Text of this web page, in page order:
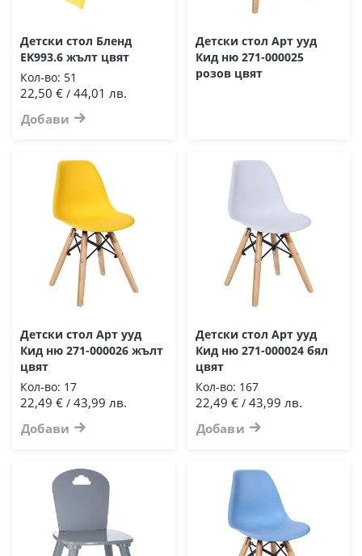
Детски стол Бленд
EK993.6 жълт цвят
Кол-во: 51
22,50 € / 44,01 лв.
Добави
Детски стол Арт ууд
Кид ню 271-000025
розов цвят
Детски стол Арт ууд
Кид ню 271-000026 жълт
цвят
Кол-во: 17
22,49 € / 43,99 лв.
Добави
Детски стол Арт ууд
Кид ню 271-000024 бял
цвят
Кол-во: 167
22,49 €/ 43,99 лв.
Добави